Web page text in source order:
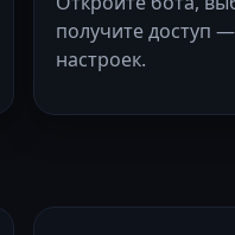
получите доступ
настроек.